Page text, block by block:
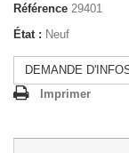
Référence 29401
État : Neuf
DEMANDE
Imprimer